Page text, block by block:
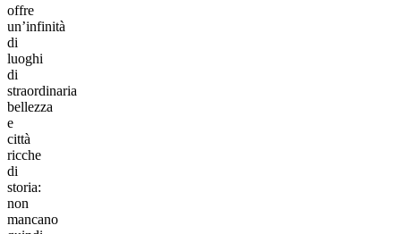
offre
un’infinità
di
luoghi
di
straordinaria
bellezza
e
città
ricche
di
storia:
non
mancano